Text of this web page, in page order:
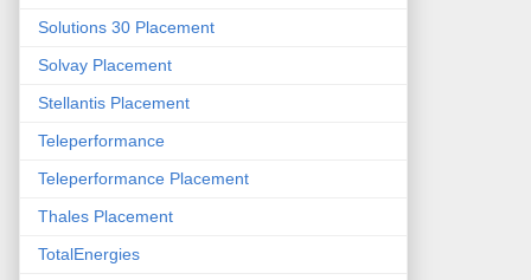
Solutions 30 Placement
Solvay Placement
Stellantis Placement
Teleperformance
Teleperformance Placement
Thales Placement
TotalEnergies